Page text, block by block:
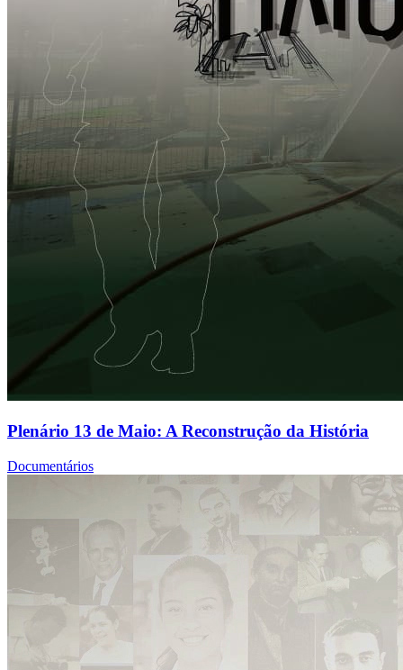
Plenário 13 de Maio: A Reconstrução da História
Documentários